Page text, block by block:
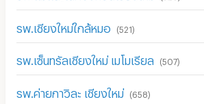
รพ.เชียงใหม่ใกล้หมอ (521)
รพ.เซ็นทรัลเชียงใหม่ เมโมเรียล (507)
รพ.ค่ายกาวิละ เชียงใหม่ (658)